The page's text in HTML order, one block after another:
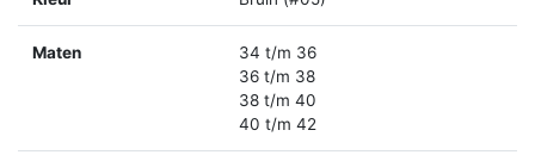
Maten
34 t/m 36
36 t/m 38
38 t/m 40
40 t/m 42